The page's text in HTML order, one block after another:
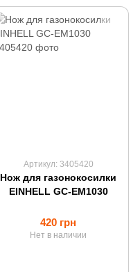
Артикул: 3405420
Нож для газонокосилки
EINHELL GC-EM1030
420 грн
Нет в наличии